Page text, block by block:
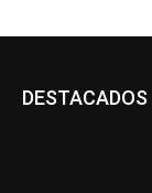
DESTACADOS